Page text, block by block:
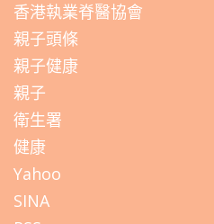
香港執業脊醫協會
親子頭條
親子健康
親子
衛生署
健康
Yahoo
SINA